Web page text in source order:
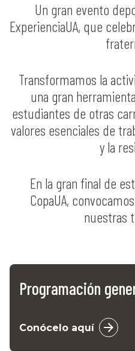
Un gran evento
ExperienciaUA, que
Transformamos la
una gran
estudiantes de otras
valores esenciales de
y la
En la gran final de
CopaUA,
nuestras
Programación
Conócelo aquí